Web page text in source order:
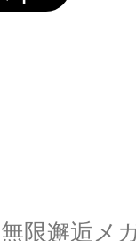
無限邂逅メ